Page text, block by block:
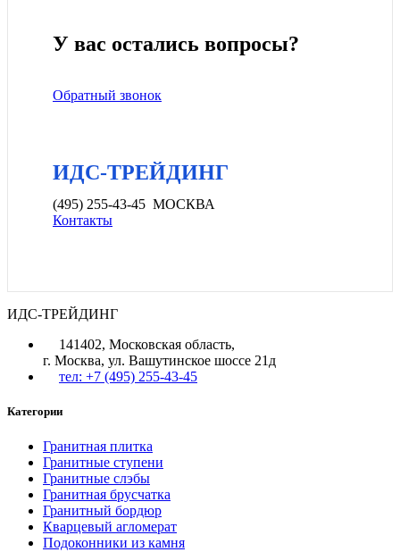
У вас остались вопросы?
Обратный звонок
ИДС-ТРЕЙДИНГ
(495) 255-43-45 МОСКВА
Контакты
ИДС-ТРЕЙДИНГ
141402, Московская область,
г. Москва, ул. Вашутинское шоссе 21д
тел: +7 (495) 255-43-45
Категории
Гранитная плитка
Гранитные ступени
Гранитные слэбы
Гранитная брусчатка
Гранитный бордюр
Кварцевый агломерат
Подоконники из камня